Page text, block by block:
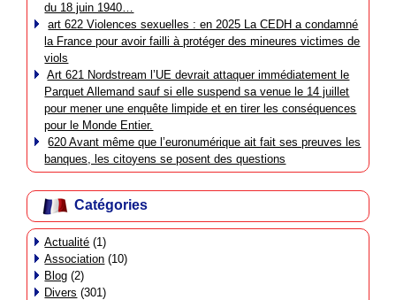
du 18 juin 1940…
art 622 Violences sexuelles : en 2025 La CEDH a condamné
la France pour avoir failli à protéger des mineures victimes de
viols
Art 621 Nordstream l’UE devrait attaquer immédiatement le
Parquet Allemand sauf si elle suspend sa venue le 14 juillet
pour mener une enquête limpide et en tirer les conséquences
pour le Monde Entier.
620 Avant même que l’euronumérique ait fait ses preuves les
banques, les citoyens se posent des questions
Catégories
Actualité (1)
Association (10)
Blog (2)
Divers (301)